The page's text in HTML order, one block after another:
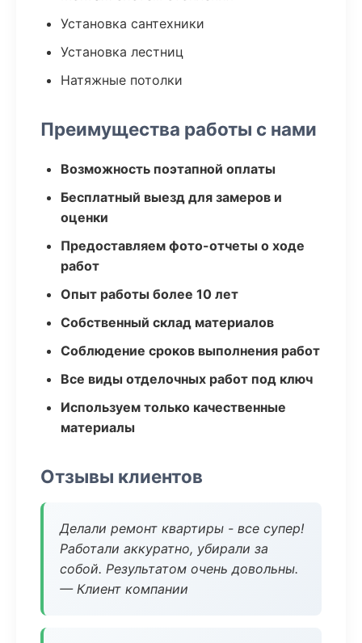
Установка сантехники
Установка лестниц
Натяжные потолки
Преимущества работы с нами
Возможность поэтапной оплаты
Бесплатный выезд для замеров и
оценки
Предоставляем фото-отчеты о ходе
работ
Опыт работы более 10 лет
Собственный склад материалов
Соблюдение сроков выполнения работ
Все виды отделочных работ под ключ
Используем только качественные
материалы
Отзывы клиентов
Делали ремонт квартиры - все супер!
Работали аккуратно, убирали за
собой. Результатом очень довольны.
— Клиент компании